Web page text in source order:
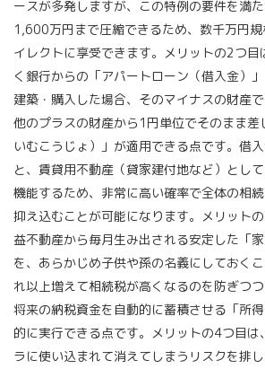
ースが多発しますが、この特例の要件を満
1,600万円まで圧縮できるため、数千万円
イレクトに享受できます。メリットの2つ目
く銀行からの「アパートローン（借入金）
建築・購入した場合、そのマイナスの財産で
他のプラスの財産から1円単位でそのまま差
いむこうじょ）」が適用できる点です。借
と、賃貸用不動産（貸家建付地など）とし
機能するため、非常に高い確率で全体の相
抑え込むことが可能になります。メリット
益不動産から毎月生み出される安定した「
を、あらかじめ子供や孫の名義にしておく
れ以上増えて相続税が高くなるのを防ぎつ
将来の納税資金を自動的に蓄積させる「所
的に実行できる点です。メリットの4つ目は
ラに使い込まれて消えてしまうリスクを排